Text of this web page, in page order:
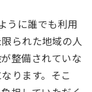
うに誰でも利用
られた地域の人
整備されていな
ります。そこ